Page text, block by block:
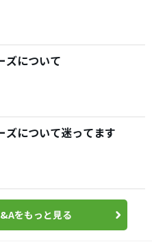
ズについて
ズについて迷ってます
をもっと見る